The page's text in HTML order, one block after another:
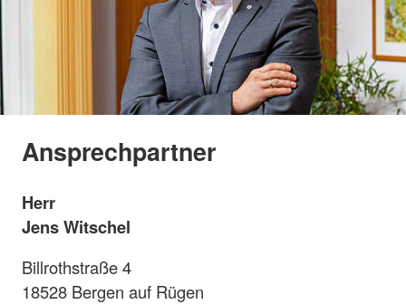
Ansprechpartner
Herr
Jens Witschel
Billrothstraße 4
18528 Bergen auf Rügen